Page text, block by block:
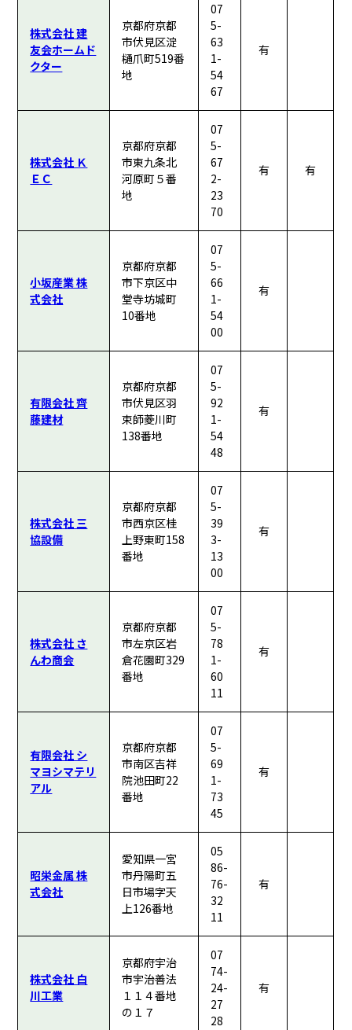
株式会社 建
友会ホームド
クター
京都府京都
市伏見区淀
樋爪町519番
地
07
5-
63
1-
54
67
有
株式会社 Ｋ
ＥＣ
京都府京都
市東九条北
河原町５番
地
07
5-
67
2-
23
70
有 有
小坂産業 株
式会社
京都府京都
市下京区中
堂寺坊城町
10番地
07
5-
66
1-
54
00
有
有限会社 齊
藤建材
京都府京都
市伏見区羽
束師菱川町
138番地
07
5-
92
1-
54
48
有
株式会社 三
協設備
京都府京都
市西京区桂
上野東町158
番地
07
5-
39
3-
13
00
有
株式会社 さ
んわ商会
京都府京都
市左京区岩
倉花園町329
番地
07
5-
78
1-
60
11
有
有限会社 シ
マヨシマテリ
アル
京都府京都
市南区吉祥
院池田町22
番地
07
5-
69
1-
73
45
有
昭栄金属 株
式会社
愛知県一宮
市丹陽町五
日市場字天
上126番地
05
86-
76-
32
11
有
株式会社 白
川工業
京都府宇治
市宇治善法
１１４番地
の１７
07
74-
24-
27
28
有